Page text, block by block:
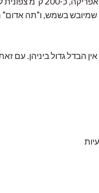
שמיובש בשמש, ו"תה
הבדל גדול ביניהן. עם